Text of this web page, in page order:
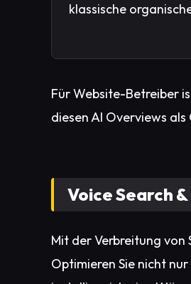
klassische
Für Website-Betreiber
diesen AI Overviews
Voice Search
Mit der Verbreitung von
Optimieren Sie nicht